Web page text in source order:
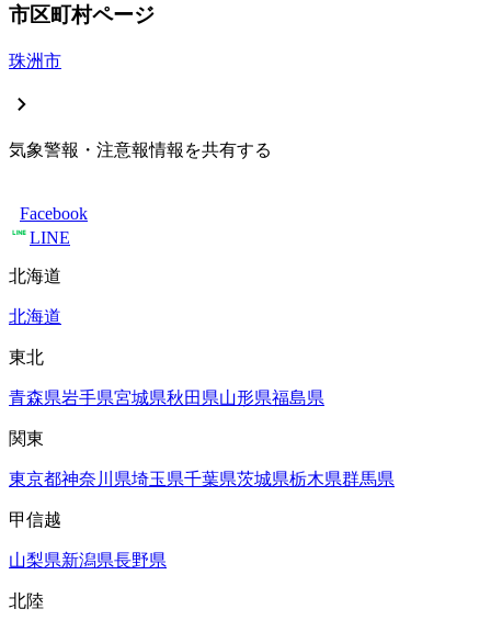
市区町村ページ
珠洲市
気象警報・注意報情報を共有する
Facebook
LINE
北海道
北海道
東北
青森県岩手県宮城県秋田県山形県福島県
関東
東京都神奈川県埼玉県千葉県茨城県栃木県群馬県
甲信越
山梨県新潟県長野県
北陸